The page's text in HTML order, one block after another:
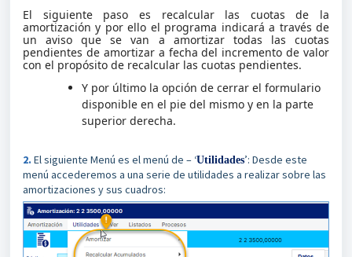
El siguiente paso es recalcular las cuotas de la
amortización y por ello el programa indicará a través de
un aviso que se van a amortizar todas las cuotas
pendientes de amortizar a fecha del incremento de valor
con el propósito de recalcular las cuotas pendientes.
Y por último la opción de cerrar el formulario
disponible en el pie del mismo y en la parte
superior derecha.
2. El siguiente Menú es el menú de – ‘Utilidades’: Desde este
menú accederemos a una serie de utilidades a realizar sobre las
amortizaciones y sus cuadros: